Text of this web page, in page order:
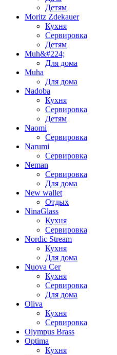
Детям
Moritz Zdekauer
Кухня
Сервировка
Детям
Muh&#224;
Для дома
Muha
Для дома
Nadoba
Кухня
Сервировка
Детям
Naomi
Сервировка
Narumi
Сервировка
Neman
Сервировка
Для дома
New wallet
Отдых
NinaGlass
Кухня
Сервировка
Nordic Stream
Кухня
Для дома
Nuova Cer
Кухня
Сервировка
Для дома
Oliva
Кухня
Сервировка
Olympus Brass
Optima
Кухня